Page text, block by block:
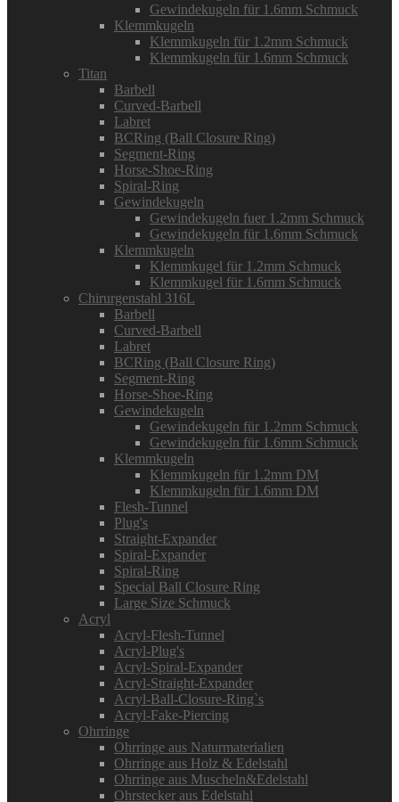
Gewindekugeln für 1.6mm Schmuck
Klemmkugeln
Klemmkugeln für 1.2mm Schmuck
Klemmkugeln für 1.6mm Schmuck
Titan
Barbell
Curved-Barbell
Labret
BCRing (Ball Closure Ring)
Segment-Ring
Horse-Shoe-Ring
Spiral-Ring
Gewindekugeln
Gewindekugeln fuer 1.2mm Schmuck
Gewindekugeln für 1.6mm Schmuck
Klemmkugeln
Klemmkugel für 1.2mm Schmuck
Klemmkugel für 1.6mm Schmuck
Chirurgenstahl 316L
Barbell
Curved-Barbell
Labret
BCRing (Ball Closure Ring)
Segment-Ring
Horse-Shoe-Ring
Gewindekugeln
Gewindekugeln für 1.2mm Schmuck
Gewindekugeln für 1.6mm Schmuck
Klemmkugeln
Klemmkugeln für 1.2mm DM
Klemmkugeln für 1.6mm DM
Flesh-Tunnel
Plug's
Straight-Expander
Spiral-Expander
Spiral-Ring
Special Ball Closure Ring
Large Size Schmuck
Acryl
Acryl-Flesh-Tunnel
Acryl-Plug's
Acryl-Spiral-Expander
Acryl-Straight-Expander
Acryl-Ball-Closure-Ring`s
Acryl-Fake-Piercing
Ohrringe
Ohrringe aus Naturmaterialien
Ohrringe aus Holz & Edelstahl
Ohrringe aus Muscheln&Edelstahl
Ohrstecker aus Edelstahl